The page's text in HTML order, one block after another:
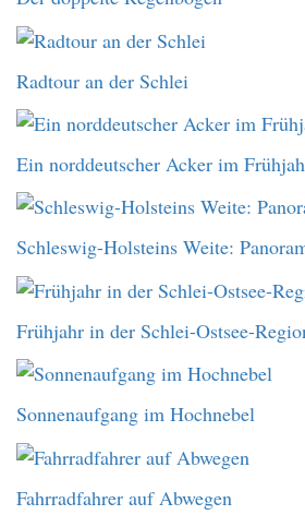
Radtour an der Schlei
Ein norddeutscher Acker im
Schleswig-Holsteins Weite:
Frühjahr in der Schlei-Ostsee-
Sonnenaufgang im Hochnebel
Fahrradfahrer auf Abwegen